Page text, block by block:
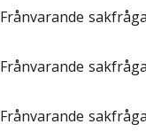
Frånvarande
Frånvarande
Frånvarande